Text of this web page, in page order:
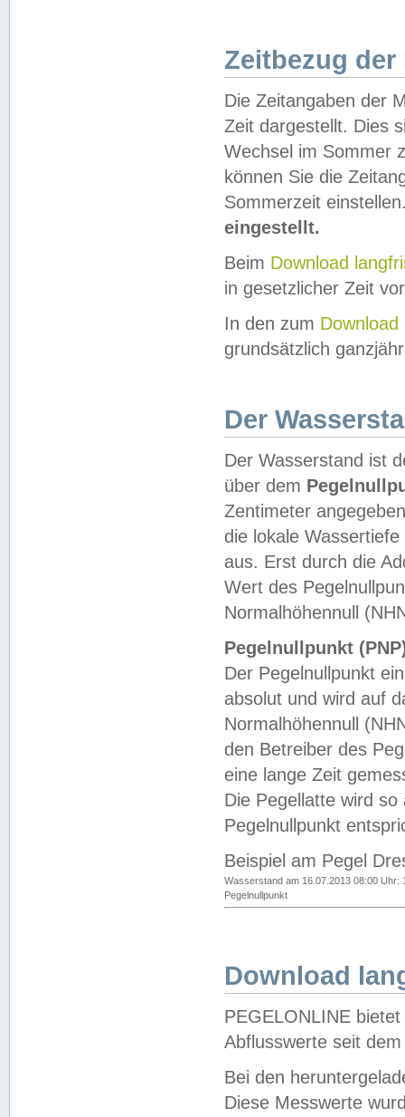
Zeitbezug der
Die Zeitangaben der
Zeit dargestellt. Dies
Wechsel im Sommer
können Sie die
Sommerzeit
eingestellt.
Beim Download
in gesetzlicher Zeit
In den zum Download
grundsätzlich
Der
Der Wasserstand ist
über dem
Zentimeter
die lokale
aus. Erst durch die
Wert des
Normalhöhennull
Pegelnullpunkt
Der Pegelnullpunkt
absolut und wird auf
Normalhöhennull
den Betreiber des
eine lange Zeit
Die Pegellatte wird
Pegelnullpunkt
Beispiel am Pegel
Wasserstand am 16.07.2013 08:00 Uhr:
Pegelnullpunkt
Download
PEGELONLINE
Abflusswerte seit
Bei den
Diese Messwerte